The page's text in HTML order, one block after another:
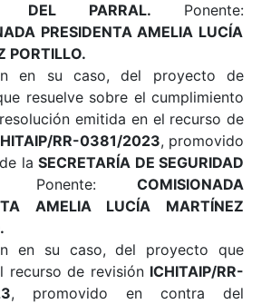
DEL PARRAL. Ponente:
PRESIDENTA AMELIA LUCÍA
PORTILLO.
en su caso, del proyecto de
resuelve sobre el cumplimiento
emitida en el recurso de
RR-0381/2023, promovido
la SECRETARÍA DE SEGURIDAD
Ponente: COMISIONADA
AMELIA LUCÍA MARTÍNEZ
en su caso, del proyecto que
recurso de revisión ICHITAIP/RR-
, promovido en contra del